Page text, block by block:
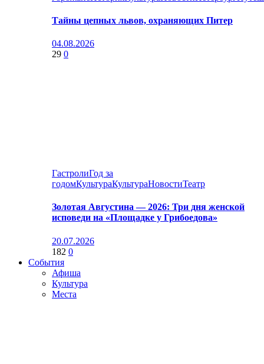
Тайны цепных львов, охраняющих Питер
04.08.2026
29 0
ГастролиГод за
годомКультураКультураНовостиТеатр
Золотая Августина — 2026: Три дня женской
исповеди на «Площадке у Грибоедова»
20.07.2026
182 0
События
Афиша
Культура
Места